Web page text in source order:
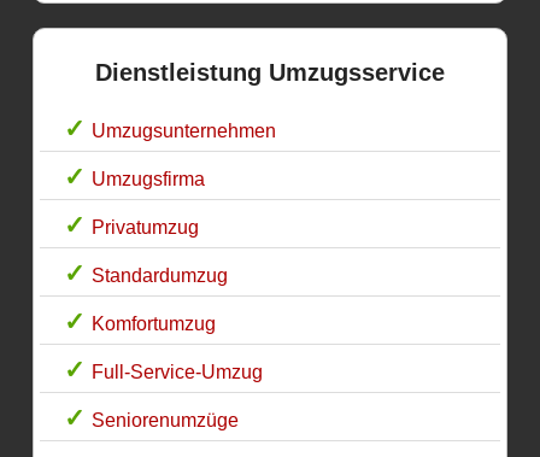
Dienstleistung Umzugsservice
Umzugsunternehmen
Umzugsfirma
Privatumzug
Standardumzug
Komfortumzug
Full-Service-Umzug
Seniorenumzüge